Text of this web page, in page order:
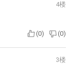
4楼
(0) (0)
3楼